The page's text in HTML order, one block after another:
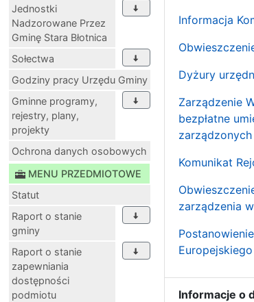
Jednostki
Nadzorowane Przez
Gminę Stara Błotnica
Sołectwa
Godziny pracy Urzędu Gminy
Gminne programy,
rejestry, plany,
projekty
Ochrona danych osobowych
MENU PRZEDMIOTOWE
Statut
Raport o stanie
gminy
Raport o stanie
zapewniania
dostępności
podmiotu
Informacja
Dyżury
Zarządzenie
bezpłatne
Komunikat
zarządzenia
Europejskiego
Informacje o